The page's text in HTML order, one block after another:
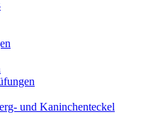
und Kaninchenteckel